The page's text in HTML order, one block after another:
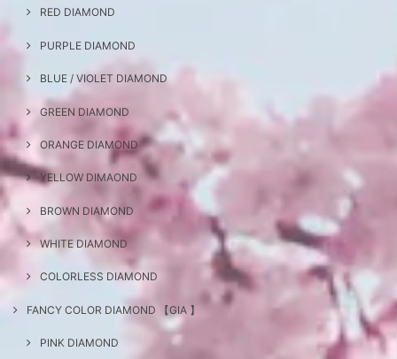
RED DIAMOND
PURPLE DIAMOND
BLUE / VIOLET DIAMOND
GREEN DIAMOND
ORANGE DIAMOND
YELLOW DIMAOND
BROWN DIAMOND
WHITE DIAMOND
COLORLESS DIAMOND
FANCY COLOR DIAMOND 【GIA 】
PINK DIAMOND